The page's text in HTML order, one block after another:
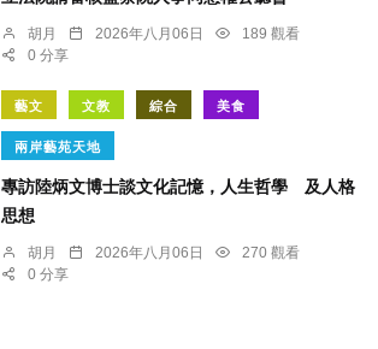
胡月 2026年八月06日
189 觀看
0 分享
藝文 文教 綜合 美食
兩岸藝苑天地
專訪陸炳文博士談文化記憶，人生哲學 及人格
思想
胡月 2026年八月06日
270 觀看
0 分享